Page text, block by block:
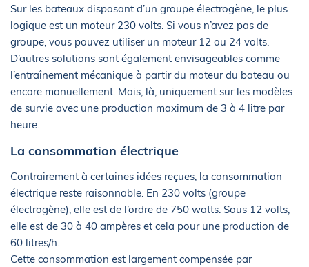
Sur les bateaux disposant d’un groupe électrogène, le plus
logique est un moteur 230 volts. Si vous n’avez pas de
groupe, vous pouvez utiliser un moteur 12 ou 24 volts.
D’autres solutions sont également envisageables comme
l’entraînement mécanique à partir du moteur du bateau ou
encore manuellement. Mais, là, uniquement sur les modèles
de survie avec une production maximum de 3 à 4 litre par
heure.
La consommation électrique
Contrairement à certaines idées reçues, la consommation
électrique reste raisonnable. En 230 volts (groupe
électrogène), elle est de l’ordre de 750 watts. Sous 12 volts,
elle est de 30 à 40 ampères et cela pour une production de
60 litres/h.
Cette consommation est largement compensée par